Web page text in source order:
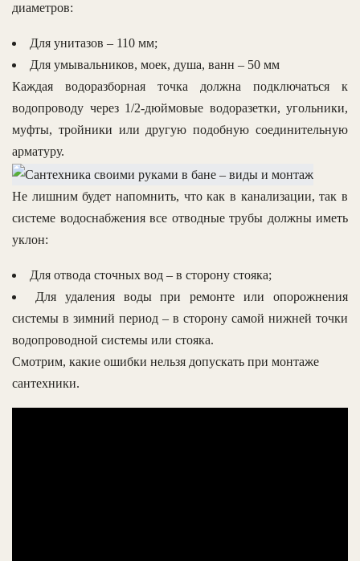
диаметров:
Для унитазов – 110 мм;
Для умывальников, моек, душа, ванн – 50 мм
Каждая водоразборная точка должна подключаться к
водопроводу через 1/2-дюймовые водоразетки, угольники,
муфты, тройники или другую подобную соединительную
арматуру.
Не лишним будет напомнить, что как в канализации, так в
системе водоснабжения все отводные трубы должны иметь
уклон:
Для отвода сточных вод – в сторону стояка;
Для удаления воды при ремонте или опорожнения
системы в зимний период – в сторону самой нижней точки
водопроводной системы или стояка.
Смотрим, какие ошибки нельзя допускать при монтаже
сантехники.